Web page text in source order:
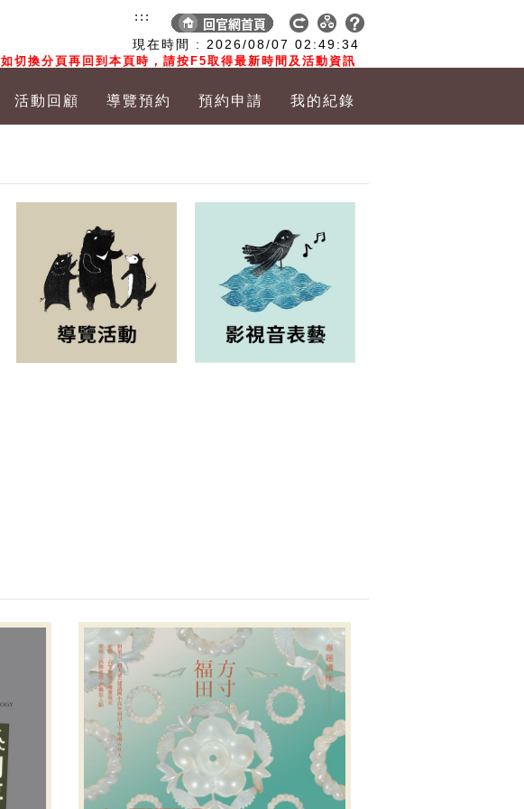
現在時間 : 2026/08/07 02:49:35
如切換分頁再回到本頁時，請按F5取得最新時間及活動資訊
:::
活動回顧 導覽預約 預約申請 我的紀錄